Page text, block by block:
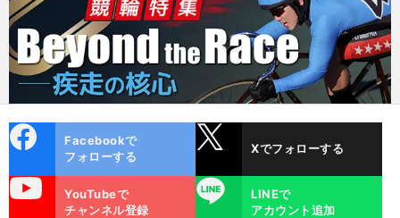
ok
Facebookで
フォローする
Xでフォローする
YouTubeで
チャンネル登録
LINE
LINEで
アカウント追加